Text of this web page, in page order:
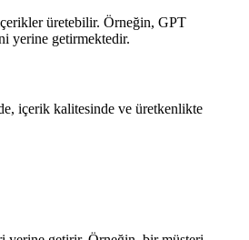
üretebilir. Örneğin, GPT
yerine getirmektedir.
içerik kalitesinde ve üretkenlikte